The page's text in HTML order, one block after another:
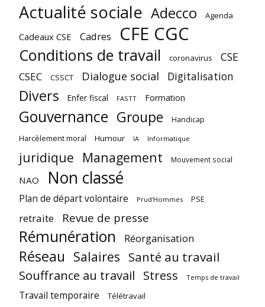
Actualité sociale Adecco Agenda
Cadeaux CSE Cadres CFE CGC
Conditions de travail coronavirus CSE
CSEC CSSCT Dialogue social Digitalisation
Divers Enfer fiscal FASTT Formation
Gouvernance Groupe Handicap
Harcèlement moral Humour IA Informatique
juridique Management Mouvement social
NAO Non classé
Plan de départ volontaire Prud'Hommes PSE
retraite Revue de presse
Rémunération Réorganisation
Réseau Salaires Santé au travail
Souffrance au travail Stress Temps de travail
Travail temporaire Télétravail